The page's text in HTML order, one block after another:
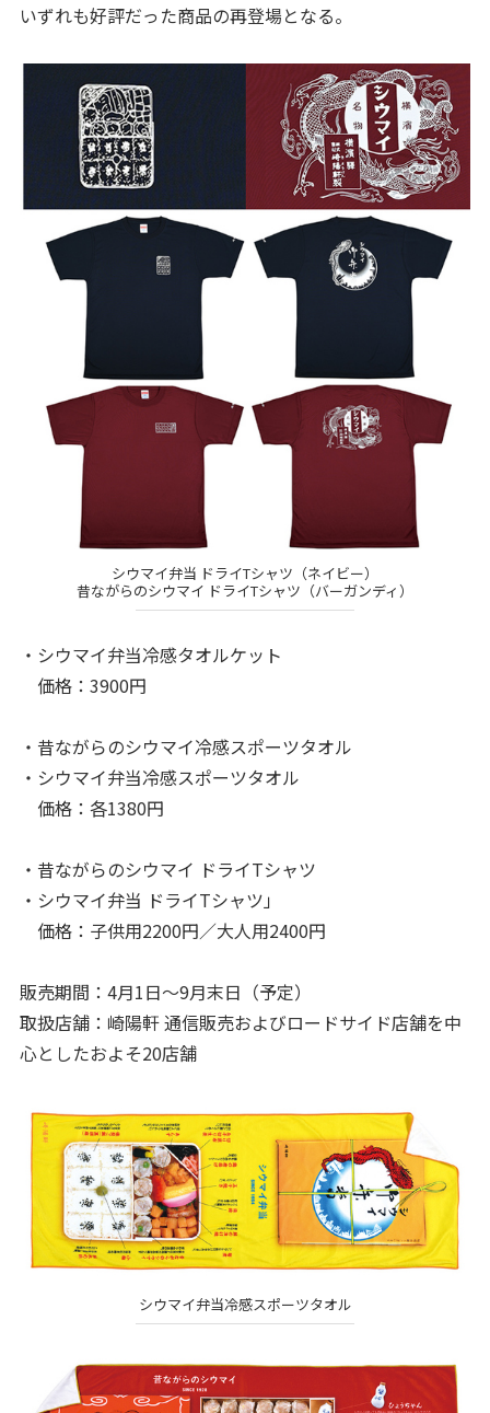
いずれも好評だった商品の再登場となる。
シウマイ弁当 ドライTシャツ（ネイビー）
昔ながらのシウマイ ドライTシャツ（バーガンディ）
・シウマイ弁当冷感タオルケット
価格：3900円
・昔ながらのシウマイ冷感スポーツタオル
・シウマイ弁当冷感スポーツタオル
価格：各1380円
・昔ながらのシウマイ ドライTシャツ
・シウマイ弁当 ドライTシャツ」
価格：子供用2200円／大人用2400円
販売期間：4月1日～9月末日（予定）
取扱店舗：崎陽軒 通信販売およびロードサイド店舗を中
心としたおよそ20店舗
シウマイ弁当冷感スポーツタオル